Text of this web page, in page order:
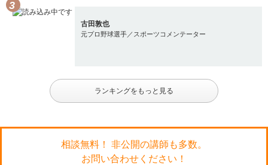
古田敦也
元プロ野球選手／スポーツコメンテーター
ランキングをもっと見る
相談無料！ 非公開の講師も多数。
お問い合わせください！